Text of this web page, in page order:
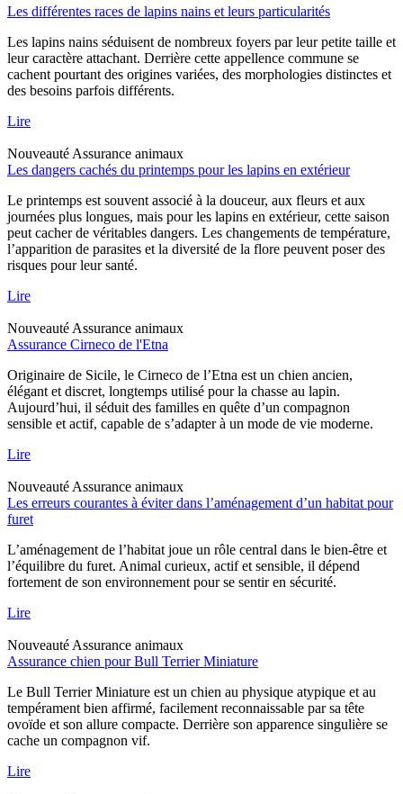
Les différentes races de lapins nains et leurs particularités
Les lapins nains séduisent de nombreux foyers par leur petite taille et
leur caractère attachant. Derrière cette appellence commune se
cachent pourtant des origines variées, des morphologies distinctes et
des besoins parfois différents.
Lire
Nouveauté Assurance animaux
Les dangers cachés du printemps pour les lapins en extérieur
Le printemps est souvent associé à la douceur, aux fleurs et aux
journées plus longues, mais pour les lapins en extérieur, cette saison
peut cacher de véritables dangers. Les changements de température,
l’apparition de parasites et la diversité de la flore peuvent poser des
risques pour leur santé.
Lire
Nouveauté Assurance animaux
Assurance Cirneco de l'Etna
Originaire de Sicile, le Cirneco de l’Etna est un chien ancien,
élégant et discret, longtemps utilisé pour la chasse au lapin.
Aujourd’hui, il séduit des familles en quête d’un compagnon
sensible et actif, capable de s’adapter à un mode de vie moderne.
Lire
Nouveauté Assurance animaux
Les erreurs courantes à éviter dans l’aménagement d’un habitat pour
furet
L’aménagement de l’habitat joue un rôle central dans le bien-être et
l’équilibre du furet. Animal curieux, actif et sensible, il dépend
fortement de son environnement pour se sentir en sécurité.
Lire
Nouveauté Assurance animaux
Assurance chien pour Bull Terrier Miniature
Le Bull Terrier Miniature est un chien au physique atypique et au
tempérament bien affirmé, facilement reconnaissable par sa tête
ovoïde et son allure compacte. Derrière son apparence singulière se
cache un compagnon vif.
Lire